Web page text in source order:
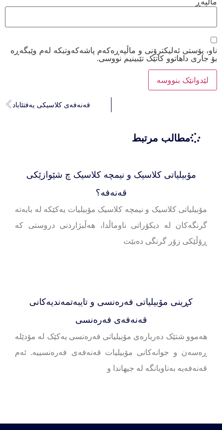
ناو، پۆستی ئەلیکترۆنی و ماڵپەڕەکەم پاشەکەوتبکە لەم وێبگەڕە
بۆ جاری داهاتوو کاتێک تێبینیم نووسی.
قەنەفەی کلاسیکی یەفتئاباد
مطالب مرتبط
مۆبیلیاتی کلاسیک و نیمچە کلاسیک چ شێوازێکی
قەنەفە؟
مۆبیلیاتی کلاسیک و نیمچە کلاسیک مۆبیلیات یەکێکە لە بابەتە
گرنگەکان لە دیکۆراتی ناوماڵدا، هەڵبژاردنی دروستی کە
ڕۆڵێکی زۆر گرنگی دەبێت
کڕینی مۆبیلیاتی فەرەنسی و تایبەتمەندیەکانی
قەنەفەی فەرەنسی
هەموو شتێک دەربارەی مۆبیلیاتی فەرەنسی یەکێک لە مۆدێلە
ڕەسەن و جوانەکانی مۆبیلیات قەنەفەی فەرەنسییە. ئەم
قەنەفەیە بەناوبانگە لە جیهاندا و